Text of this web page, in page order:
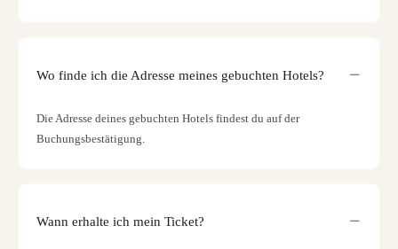
Wo finde ich die Adresse meines gebuchten Hotels?
Die Adresse deines gebuchten Hotels findest du auf der
Buchungsbestätigung.
Wann erhalte ich mein Ticket?